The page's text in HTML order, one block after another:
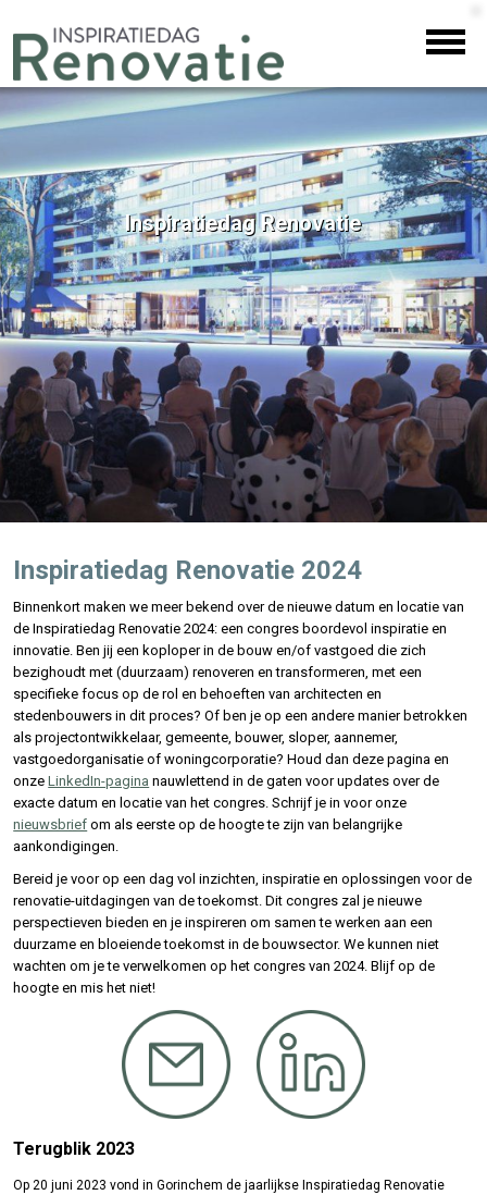
Inspiratiedag Renovatie
Inspiratiedag Renovatie 2024
Binnenkort maken we meer bekend over de nieuwe datum en locatie van
de Inspiratiedag Renovatie 2024: een congres boordevol inspiratie en
innovatie. Ben jij een koploper in de bouw en/of vastgoed die zich
bezighoudt met (duurzaam) renoveren en transformeren, met een
specifieke focus op de rol en behoeften van architecten en
stedenbouwers in dit proces? Of ben je op een andere manier betrokken
als projectontwikkelaar, gemeente, bouwer, sloper, aannemer,
vastgoedorganisatie of woningcorporatie? Houd dan deze pagina en
onzeLinkedIn-pagina nauwlettend in de gaten voor updates over de
exacte datum en locatie van het congres. Schrijf je in voor onze
nieuwsbrief om als eerste op de hoogte te zijn van belangrijke
aankondigingen.
Bereid je voor op een dag vol inzichten, inspiratie en oplossingen voor de
renovatie-uitdagingen van de toekomst. Dit congres zal je nieuwe
perspectieven bieden en je inspireren om samen te werken aan een
duurzame en bloeiende toekomst in de bouwsector. We kunnen niet
wachten om je te verwelkomen op het congres van 2024. Blijf op de
hoogte en mis het niet!
Terugblik 2023
Op 20 juni 2023 vond in Gorinchem de jaarlijkse Inspiratiedag Renovatie